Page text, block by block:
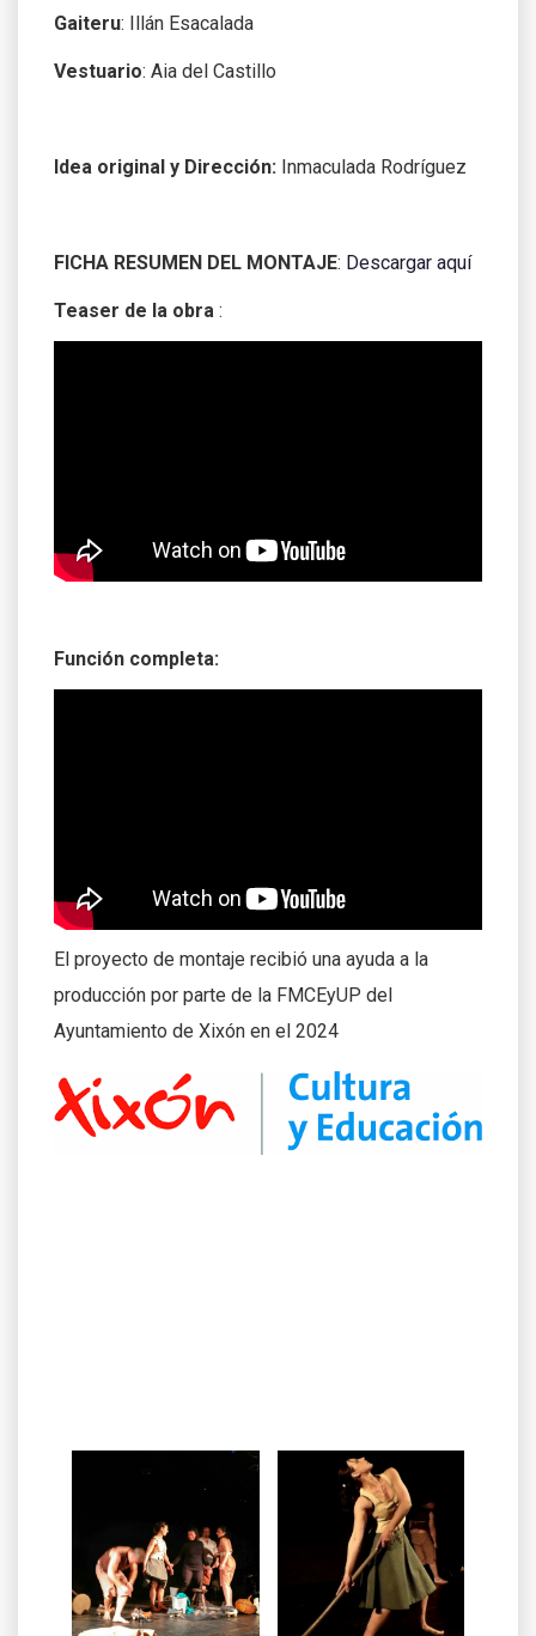
Gaiteru: Illán Esacalada
Vestuario: Aia del Castillo
Idea original y Dirección: Inmaculada Rodríguez
FICHA RESUMEN DEL MONTAJE: Descargar aquí
Teaser de la obra :
Función completa:
El proyecto de montaje recibió una ayuda a la
producción por parte de la FMCEyUP del
Ayuntamiento de Xixón en el 2024